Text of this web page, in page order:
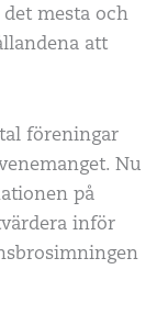
mesta och
att
föreningar
Nu
på
inför